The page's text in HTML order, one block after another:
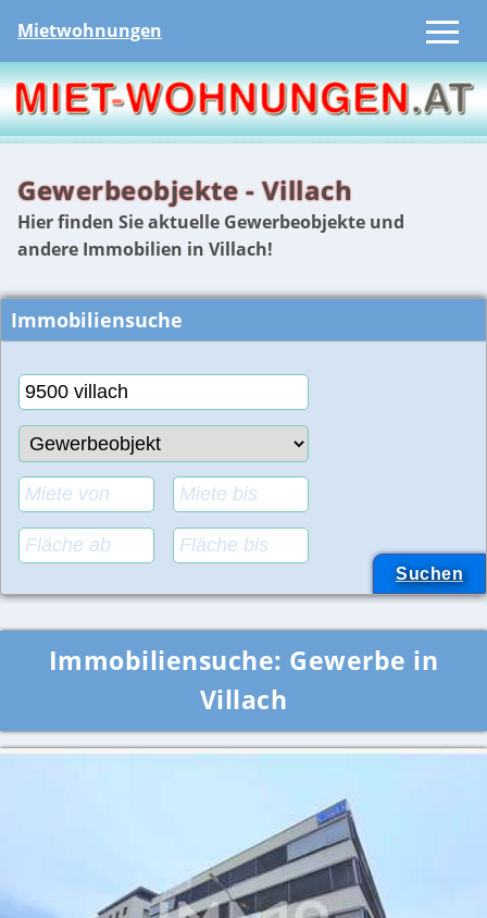
Mietwohnungen
Gewerbeobjekte - Villach
Hier finden Sie aktuelle Gewerbeobjekte und
andere Immobilien in Villach!
Immobiliensuche
Immobiliensuche: Gewerbe in
Villach